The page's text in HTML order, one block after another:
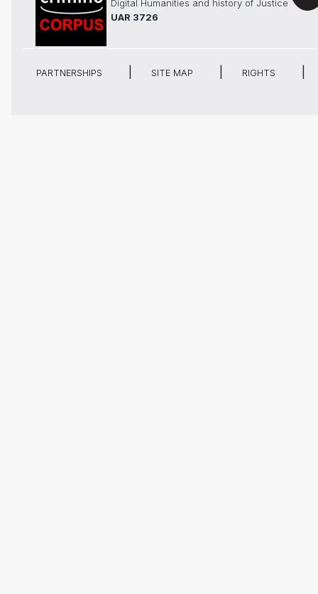
Digital Humanities and history of Justice
UAR 3726
PARTNERSHIPS SITE MAP RIGHTS